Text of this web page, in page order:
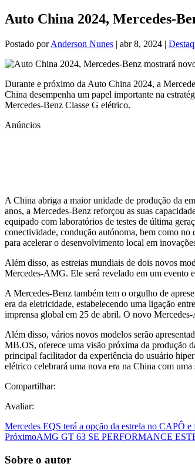
Auto China 2024, Mercedes-
Postado porAnderson Nunes | abr 8, 2024 |
Durante e próximo da Auto China 2024, a
China desempenha um papel importante na
Mercedes‑Benz Classe G elétrico.
Anúncios
A China abriga a maior unidade de produção da
anos, a Mercedes‑Benz reforçou as suas
equipado com laboratórios de testes de última
conectividade, condução autónoma, bem como
para acelerar o desenvolvimento local em
Além disso, as estreias mundiais de dois novos
Mercedes‑AMG. Ele será revelado em um
A Mercedes‑Benz também tem o orgulho de
era da eletricidade, estabelecendo uma ligação
imprensa global em 25 de abril. O novo
Além disso, vários novos modelos serão
MB.OS, oferece uma visão próxima da produção
principal facilitador da experiência do usuário
elétrico celebrará uma nova era na China com
Compartilhar:
Avaliar:
Mercedes EQS terá a opção da estrela no CAPÔ e
PróximoAMG GT 63 SE PERFORMANCE
Sobre o autor